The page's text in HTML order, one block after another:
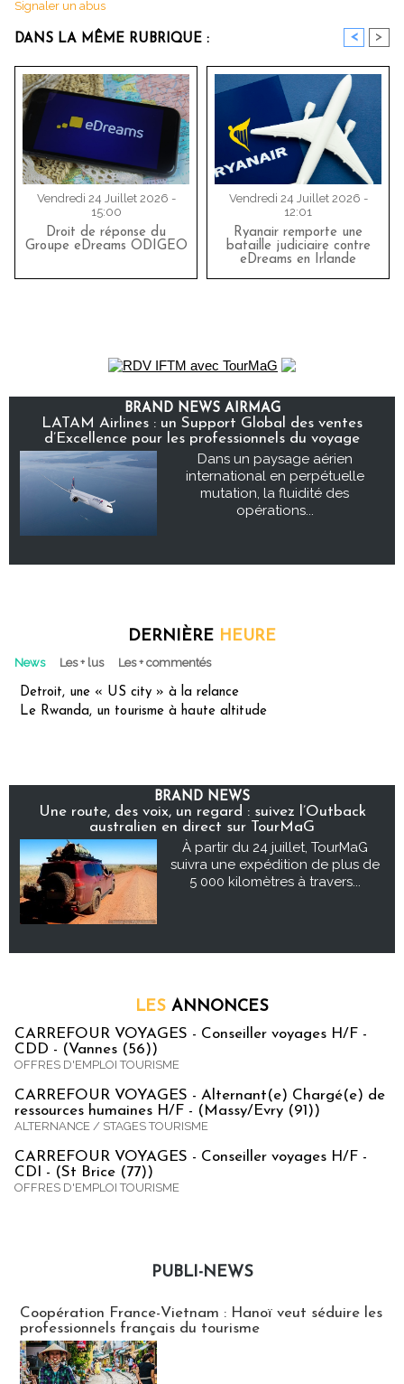
Signaler un abus
DANS LA MÊME RUBRIQUE : < >
Vendredi 24 Juillet 2026 -
15:00
Droit de réponse du
Groupe eDreams ODIGEO
Vendredi 24 Juillet 2026 -
12:01
Ryanair remporte une
bataille judiciaire contre
eDreams en Irlande
BRAND NEWS AIRMAG
LATAM Airlines : un Support Global des ventes
d’Excellence pour les professionnels du voyage
Dans un paysage aérien
international en perpétuelle
mutation, la fluidité des
opérations...
DERNIÈRE HEURE
News Les + lus Les + commentés
Detroit, une « US city » à la relance
Le Rwanda, un tourisme à haute altitude
BRAND NEWS
Une route, des voix, un regard : suivez l’Outback
australien en direct sur TourMaG
À partir du 24 juillet, TourMaG
suivra une expédition de plus de
5 000 kilomètres à travers...
LES ANNONCES
CARREFOUR VOYAGES - Conseiller voyages H/F -
CDD - (Vannes (56))
OFFRES D'EMPLOI TOURISME
CARREFOUR VOYAGES - Alternant(e) Chargé(e) de
ressources humaines H/F - (Massy/Evry (91))
ALTERNANCE / STAGES TOURISME
CARREFOUR VOYAGES - Conseiller voyages H/F -
CDI - (St Brice (77))
OFFRES D'EMPLOI TOURISME
PUBLI-NEWS
Coopération France-Vietnam : Hanoï veut séduire les
professionnels français du tourisme